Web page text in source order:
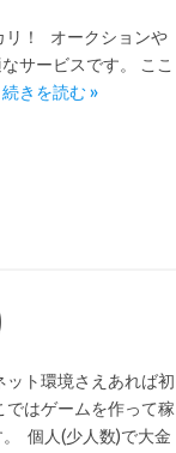
リ！ オークションや
サービスです。 ここ
続きを読む »
ト環境さえあれば初
ではゲームを作って稼
個人(少人数)で大金